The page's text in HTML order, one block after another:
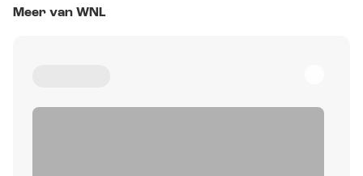
Meer van WNL